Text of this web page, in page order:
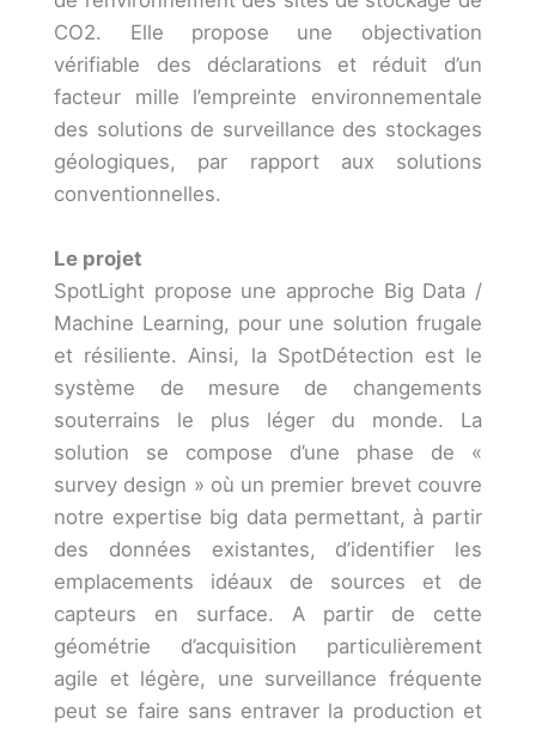
CO2. Elle propose une objectivation
vérifiable des déclarations et réduit d’un
facteur mille l’empreinte environnementale
des solutions de surveillance des stockages
géologiques, par rapport aux solutions
conventionnelles.
Le projet
SpotLight propose une approche Big Data /
Machine Learning, pour une solution frugale
et résiliente. Ainsi, la SpotDétection est le
système de mesure de changements
souterrains le plus léger du monde. La
solution se compose d’une phase de «
survey design » où un premier brevet couvre
notre expertise big data permettant, à partir
des données existantes, d’identifier les
emplacements idéaux de sources et de
capteurs en surface. A partir de cette
géométrie d’acquisition particulièrement
agile et légère, une surveillance fréquente
peut se faire sans entraver la production et